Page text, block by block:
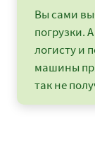
Вы сами
погрузки.
логисту и
машины
так не